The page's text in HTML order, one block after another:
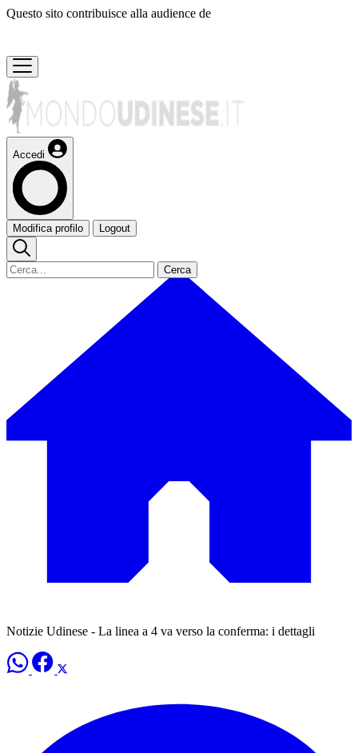
Questo sito contribuisce alla audience de
Accedi
Modifica profilo Logout
Cerca
Notizie Udinese - La linea a 4 va verso la conferma: i dettagli